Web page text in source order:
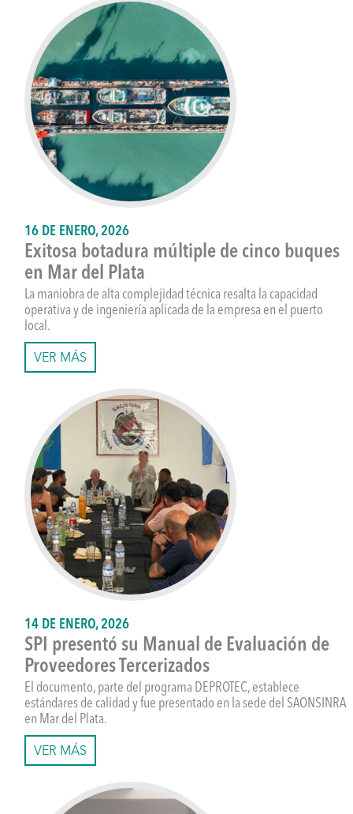
16 DE ENERO, 2026
Exitosa botadura múltiple de cinco buques
en Mar del Plata
La maniobra de alta complejidad técnica resalta la capacidad
operativa y de ingeniería aplicada de la empresa en el puerto
local.
VER MÁS
14 DE ENERO, 2026
SPI presentó su Manual de Evaluación de
Proveedores Tercerizados
El documento, parte del programa DEPROTEC, establece
estándares de calidad y fue presentado en la sede del SAONSINRA
en Mar del Plata.
VER MÁS